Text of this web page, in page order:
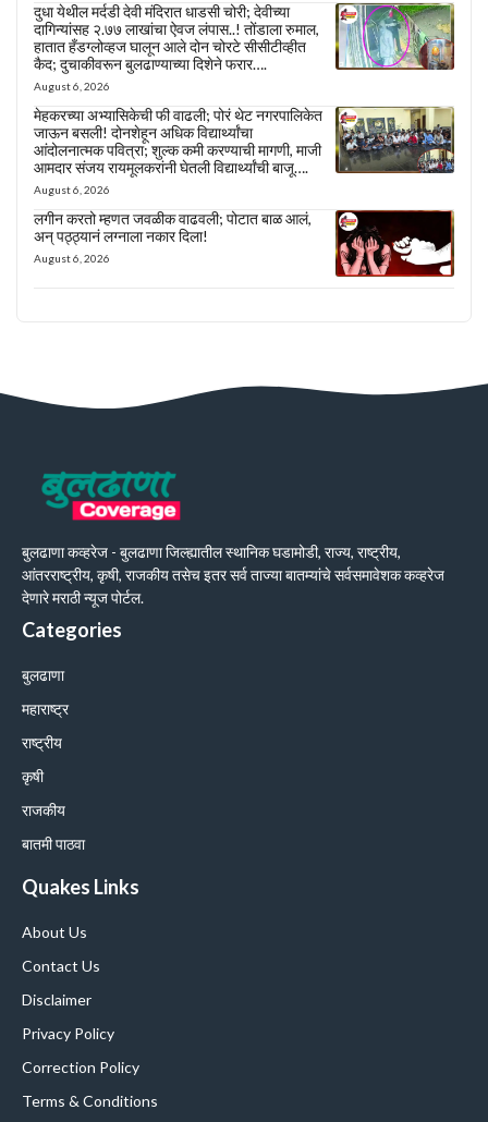
दुधा येथील मर्दडी देवी मंदिरात धाडसी चोरी; देवीच्या
दागिन्यांसह २.७७ लाखांचा ऐवज लंपास..! तोंडाला रुमाल,
हातात हँडग्लोव्हज घालून आले दोन चोरटे सीसीटीव्हीत
कैद; दुचाकीवरून बुलढाण्याच्या दिशेने फरार….
August 6, 2026
मेहकरच्या अभ्यासिकेची फी वाढली; पोरं थेट नगरपालिकेत
जाऊन बसली! दोनशेहून अधिक विद्यार्थ्यांचा
आंदोलनात्मक पवित्रा; शुल्क कमी करण्याची मागणी, माजी
आमदार संजय रायमूलकरांनी घेतली विद्यार्थ्यांची बाजू….
August 6, 2026
लगीन करतो म्हणत जवळीक वाढवली; पोटात बाळ आलं,
अन् पठ्ठ्यानं लग्नाला नकार दिला!
August 6, 2026
बुलढाणा कव्हरेज - बुलढाणा जिल्ह्यातील स्थानिक घडामोडी, राज्य, राष्ट्रीय,
आंतरराष्ट्रीय, कृषी, राजकीय तसेच इतर सर्व ताज्या बातम्यांचे सर्वसमावेशक कव्हरेज
देणारे मराठी न्यूज पोर्टल.
Categories
बुलढाणा
महाराष्ट्र
राष्ट्रीय
कृषी
राजकीय
बातमी पाठवा
Quakes Links
About Us
Contact Us
Disclaimer
Privacy Policy
Correction Policy
Terms & Conditions